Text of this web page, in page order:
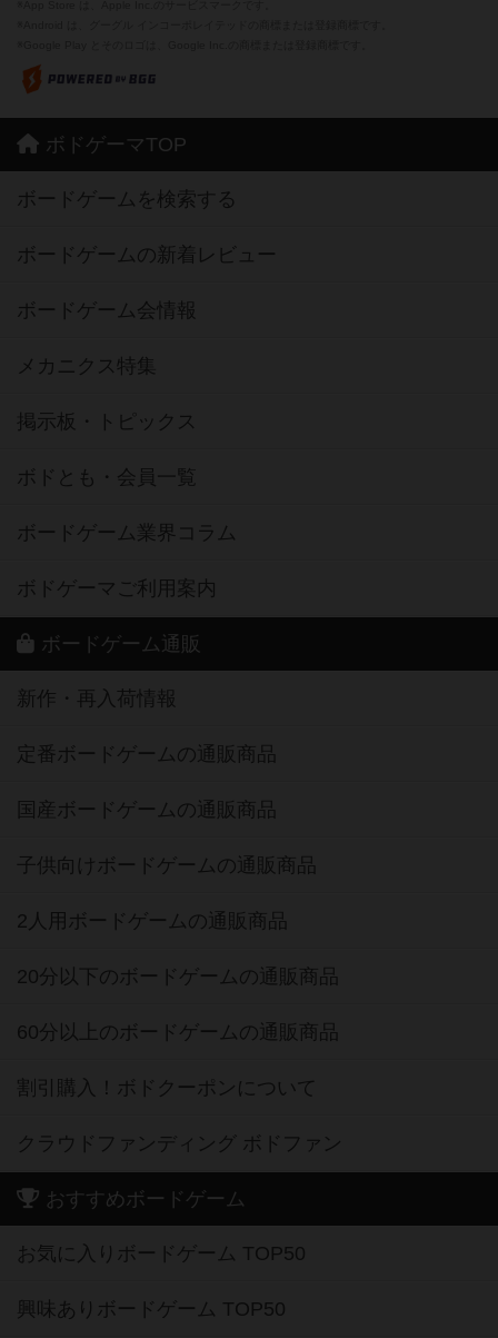
ボドゲーマTOP
ボードゲームを検索する
ボードゲームの新着レビュー
ボードゲーム会情報
メカニクス特集
掲示板・トピックス
ボドとも・会員一覧
ボードゲーム業界コラム
ボドゲーマご利用案内
ボードゲーム通販
新作・再入荷情報
定番ボードゲームの通販商品
国産ボードゲームの通販商品
子供向けボードゲームの通販商品
2人用ボードゲームの通販商品
20分以下のボードゲームの通販商品
60分以上のボードゲームの通販商品
割引購入！ボドクーポンについて
クラウドファンディング ボドファン
おすすめボードゲーム
お気に入りボードゲーム TOP50
興味ありボードゲーム TOP50